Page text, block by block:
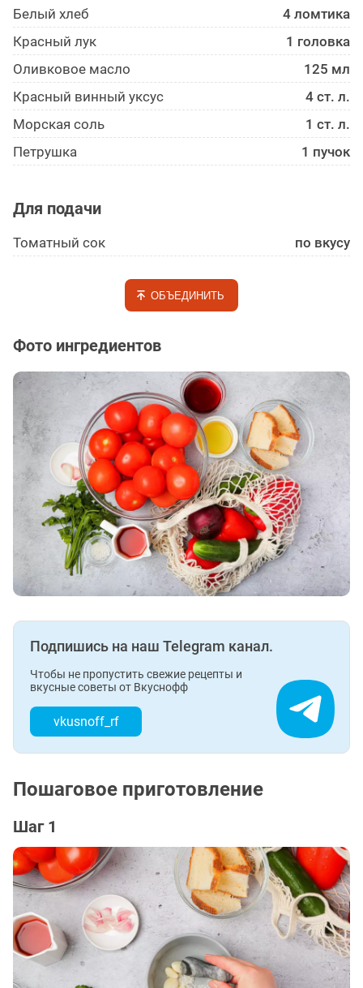
Белый хлеб
4 ломтика
Красный лук
1 головка
Оливковое масло
125 мл
Красный винный уксус
4 ст. л.
Морская соль
1 ст. л.
Петрушка
1 пучок
Для подачи
Томатный сок по вкусу
ОБЪЕДИНИТЬ
Фото ингредиентов
Подпишись на наш Telegram канал.
Чтобы не пропустить свежие рецепты и
вкусные советы от Вкуснофф
vkusnoff_rf
Пошаговое приготовление
Шаг 1